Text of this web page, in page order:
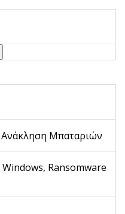
Ανάκληση Μπαταριών
Ransomware